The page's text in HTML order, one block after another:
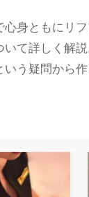
身ともにリ
て詳しく解
う疑問から